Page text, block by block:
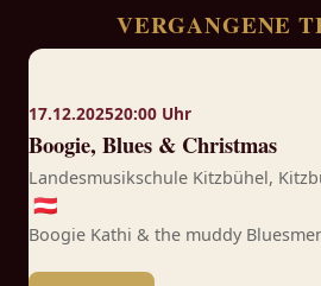
VERGANGENE
17.12.202520:00 Uhr
Boogie, Blues & Christmas
Landesmusikschule Kitzbühel,
🇦🇹
Boogie Kathi & the muddy